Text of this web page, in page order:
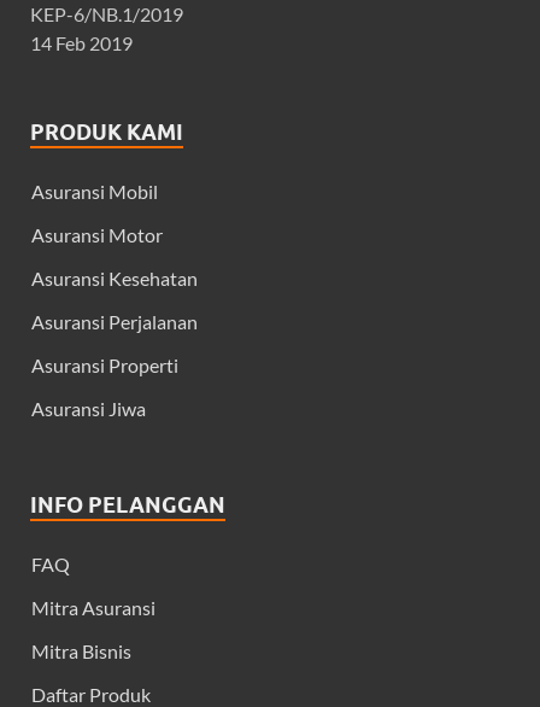
KEP-6/NB.1/2019
14 Feb 2019
PRODUK KAMI
Asuransi Mobil
Asuransi Motor
Asuransi Kesehatan
Asuransi Perjalanan
Asuransi Properti
Asuransi Jiwa
INFO PELANGGAN
FAQ
Mitra Asuransi
Mitra Bisnis
Daftar Produk